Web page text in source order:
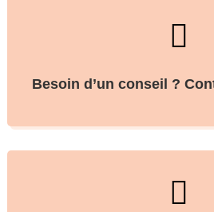

Besoin d’un conseil ?
